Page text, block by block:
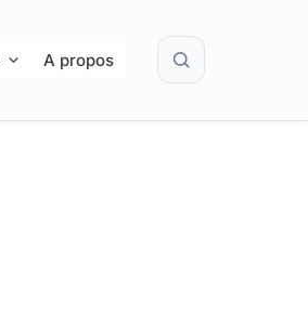
A propos Rechercher